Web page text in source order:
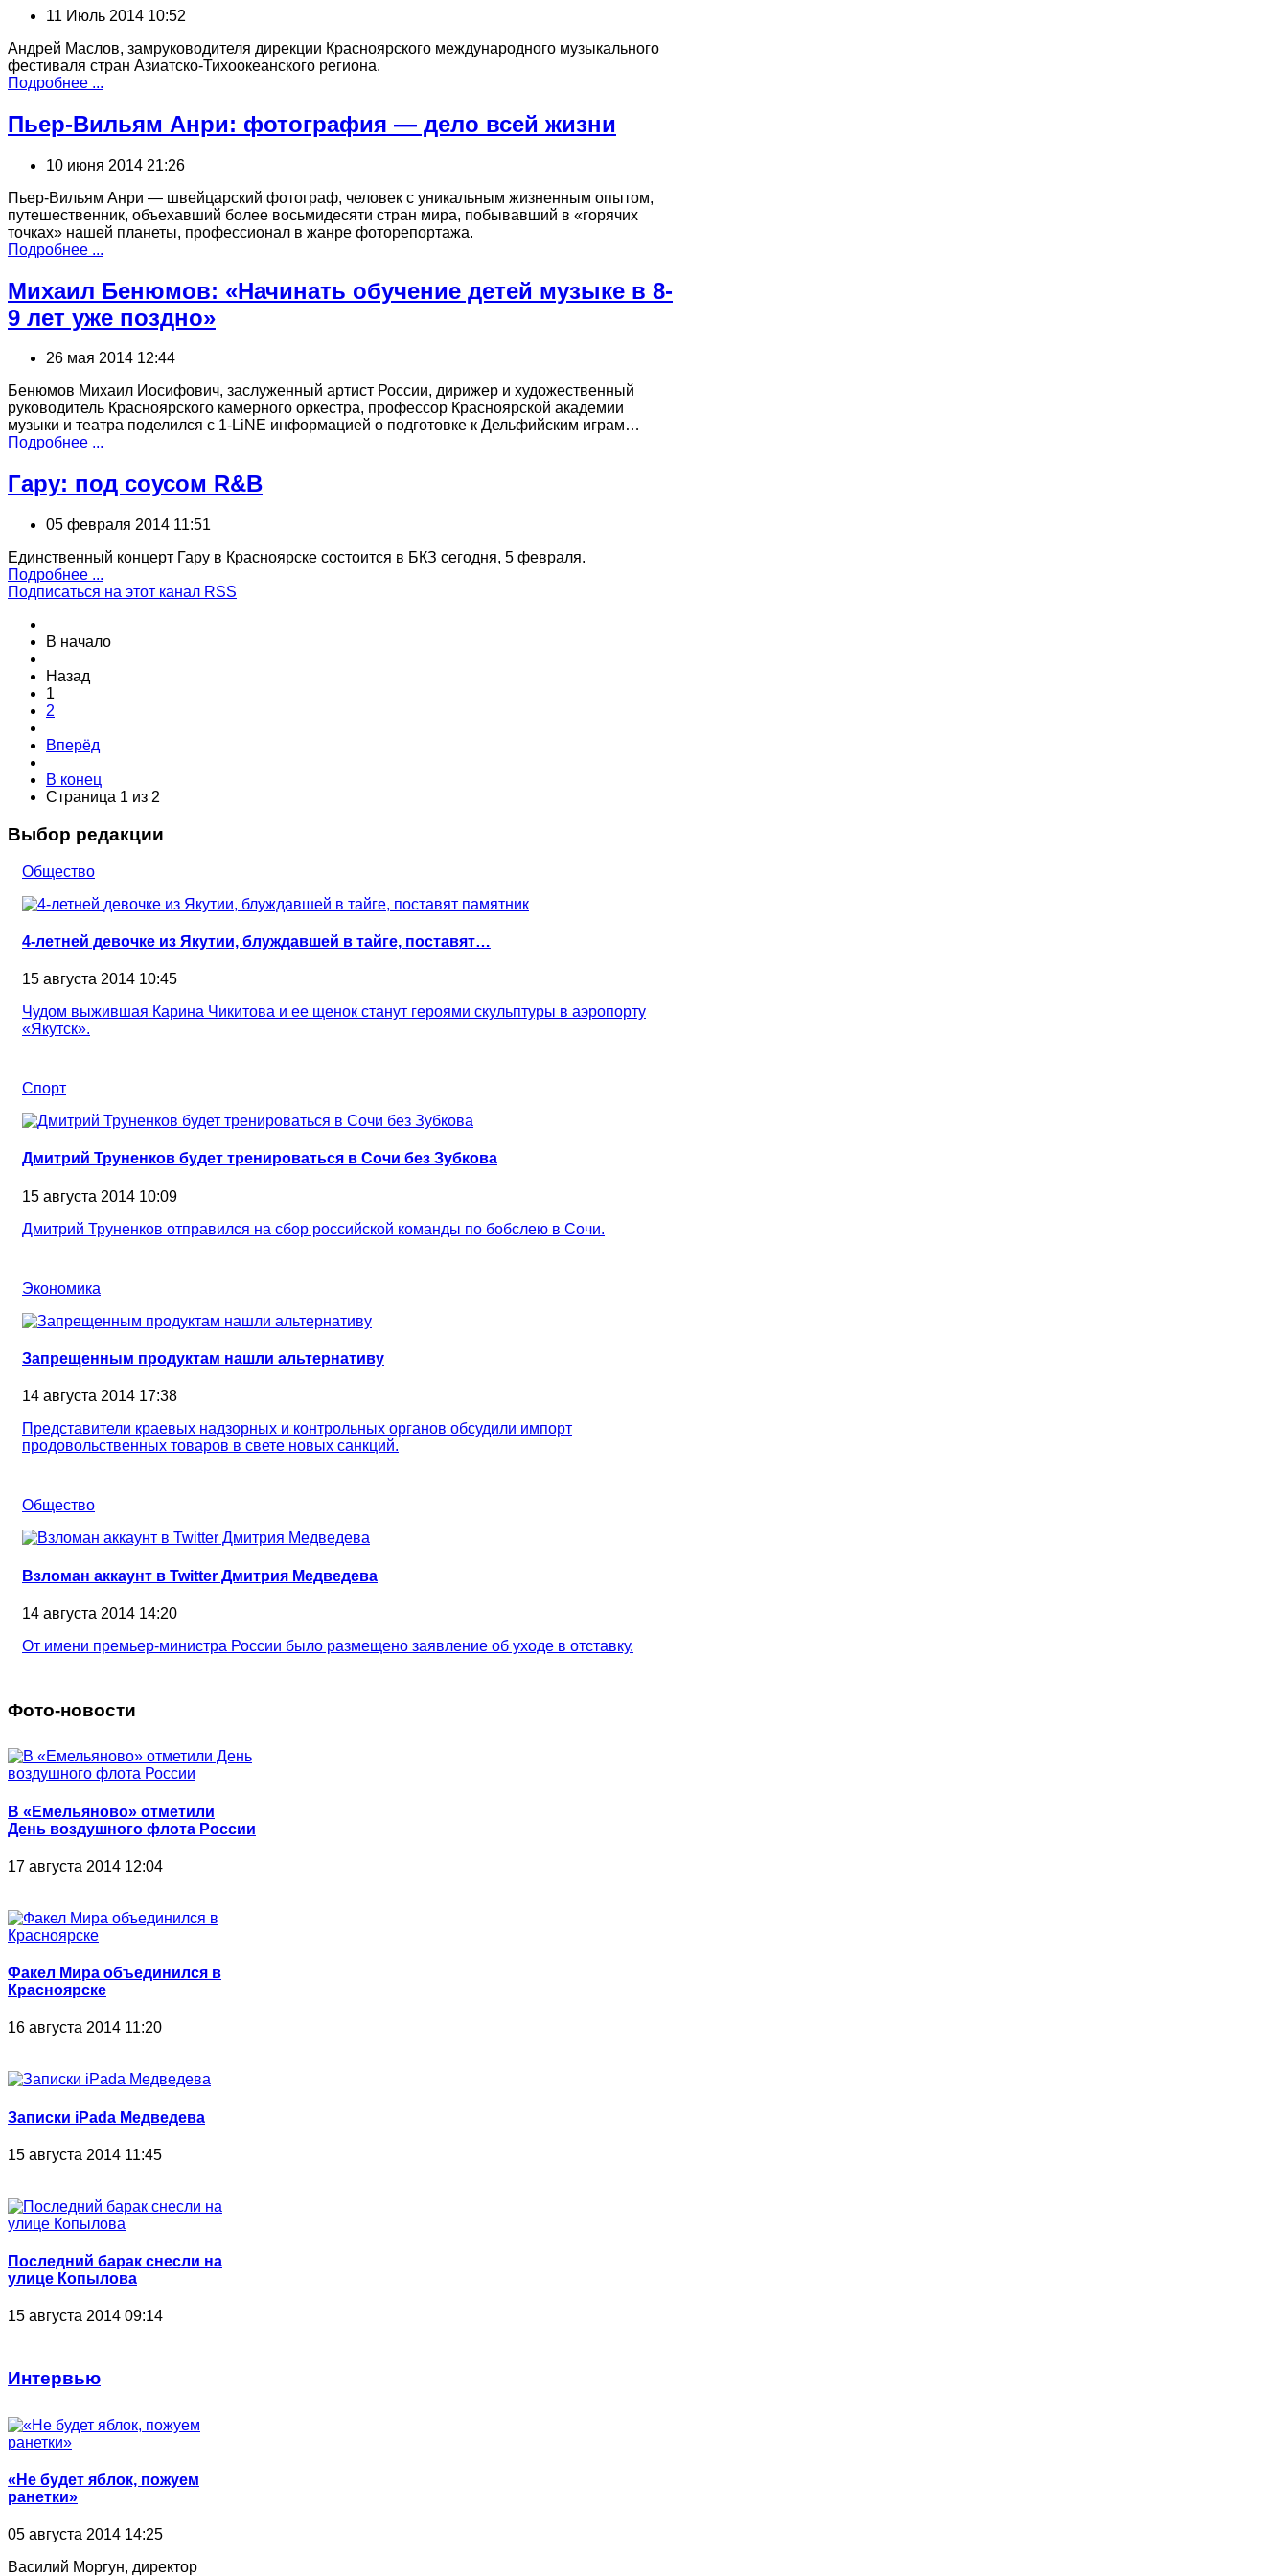
11 Июль 2014 10:52
Андрей Маслов, замруководителя дирекции Красноярского международного музыкального
фестиваля стран Азиатско-Тихоокеанского региона.
Подробнее ...
Пьер-Вильям Анри: фотография ― дело всей жизни
10 июня 2014 21:26
Пьер-Вильям Анри — швейцарский фотограф, человек с уникальным жизненным опытом,
путешественник, объехавший более восьмидесяти стран мира, побывавший в «горячих
точках» нашей планеты, профессионал в жанре фоторепортажа.
Подробнее ...
Михаил Бенюмов: «Начинать обучение детей музыке в 8-
9 лет уже поздно»
26 мая 2014 12:44
Бенюмов Михаил Иосифович, заслуженный артист России, дирижер и художественный
руководитель Красноярского камерного оркестра, профессор Красноярской академии
музыки и театра поделился с 1-LiNE информацией о подготовке к Дельфийским играм…
Подробнее ...
Гару: под соусом R&B
05 февраля 2014 11:51
Единственный концерт Гару в Красноярске состоится в БКЗ сегодня, 5 февраля.
Подробнее ...
Подписаться на этот канал RSS
В начало
Назад
1
2
Вперёд
В конец
Страница 1 из 2
Выбор редакции
Общество
4-летней девочке из Якутии, блуждавшей в тайге, поставят…
15 августа 2014 10:45
Чудом выжившая Карина Чикитова и ее щенок станут героями скульптуры в аэропорту
«Якутск».
Спорт
Дмитрий Труненков будет тренироваться в Сочи без Зубкова
15 августа 2014 10:09
Дмитрий Труненков отправился на сбор российской команды по бобслею в Сочи.
Экономика
Запрещенным продуктам нашли альтернативу
14 августа 2014 17:38
Представители краевых надзорных и контрольных органов обсудили импорт
продовольственных товаров в свете новых санкций.
Общество
Взломан аккаунт в Twitter Дмитрия Медведева
14 августа 2014 14:20
От имени премьер-министра России было размещено заявление об уходе в отставку.
Фото-новости
В «Емельяново» отметили
День воздушного флота России
17 августа 2014 12:04
Факел Мира объединился в
Красноярске
16 августа 2014 11:20
Записки iPada Медведева
15 августа 2014 11:45
Последний барак снесли на
улице Копылова
15 августа 2014 09:14
Интервью
«Не будет яблок, пожуем
ранетки»
05 августа 2014 14:25
Василий Моргун, директор